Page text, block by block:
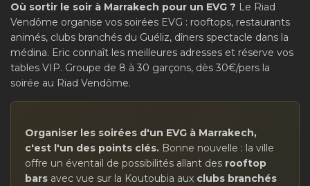
Où sortir le soir à Marrakech pour un EVG ? Le Riad
Vendôme organise vos soirées EVG : rooftops, restaurants
animés, clubs branchés du Guéliz, dîners spectacle dans la
médina. Eric connaît les meilleures adresses et réserve vos
tables VIP. Groupe de 8 à 30 garçons, dès 30€/pers la
soirée au Riad Vendôme.
Organiser les soirées d'un EVG à Marrakech,
c'est l'un des points clés. Bonne nouvelle : la ville
offre un éventail de possibilités allant des rooftop
bars avec vue sur la Koutoubia aux clubs branchés